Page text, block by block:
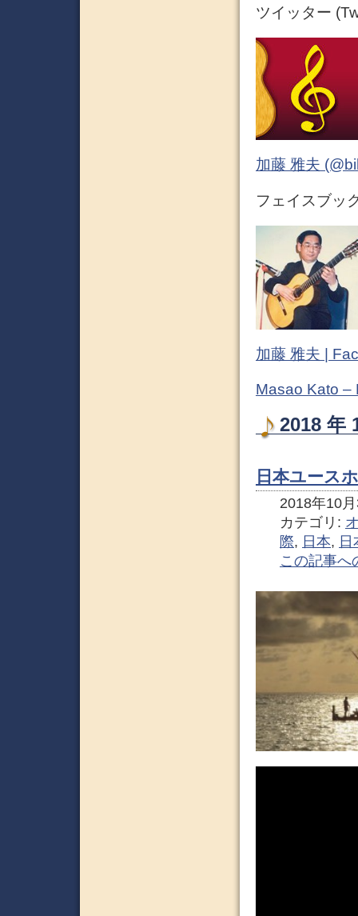
ツイッター
加藤 雅夫
フェイスブッ
加藤 雅夫 |
Masao Kato –
2018 年
日本ユース
2018年10
カテゴリ:
際, 日本,
この記事へ